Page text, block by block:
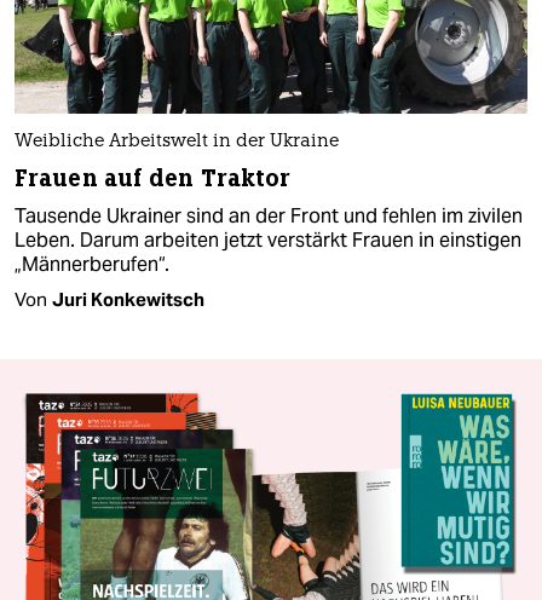
Weibliche Arbeitswelt in der Ukraine
Frauen auf den Traktor
Tausende Ukrainer sind an der Front und fehlen im zivilen
Leben. Darum arbeiten jetzt verstärkt Frauen in einstigen
„Männerberufen“.
Von Juri Konkewitsch